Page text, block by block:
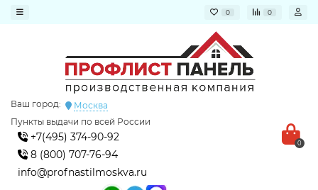
0 0
Ваш город:
Москва
Пункты выдачи по всей России
+7(495) 374-90-92
8 (800) 707-76-94
info@profnastilmoskva.ru
0